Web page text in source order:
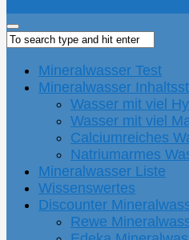
Mineralwasser Test
Mineralwasser
Wasser mit viel
Wasser mit viel
Calciumreiches
Natriumarmes
Mineralwasser Liste
Wissenswertes
Discounter
Rewe